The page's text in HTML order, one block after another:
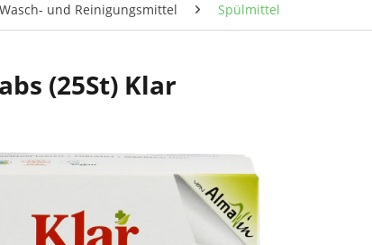
Wasch- und Reinigungsmittel Spülmittel
(25St) Klar